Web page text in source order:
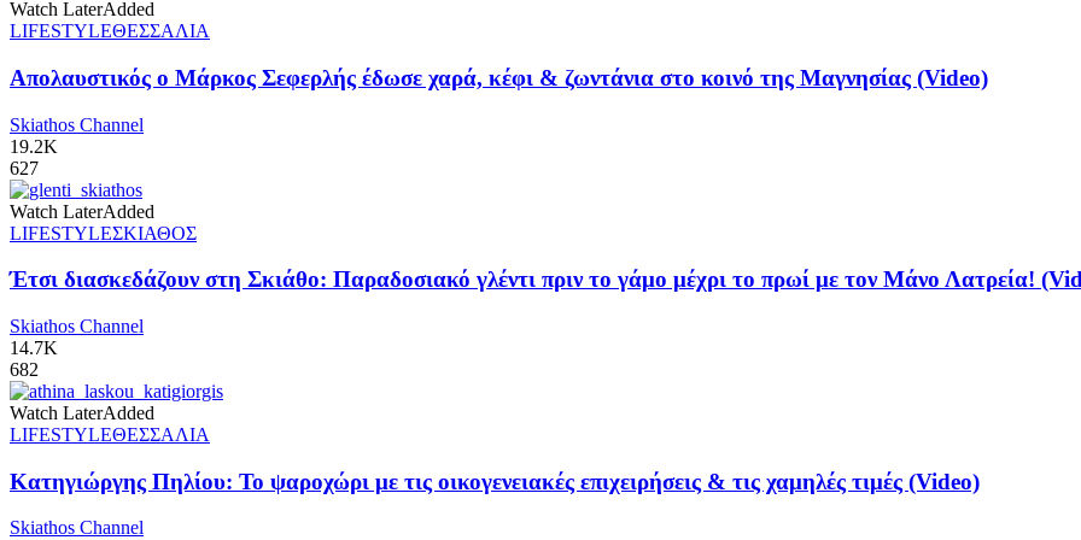
Watch LaterAdded
LIFESTYLEΘΕΣΣΑΛΙΑ
Απολαυστικός ο Μάρκος Σεφερλής έδωσε χαρά, κέφι & ζωντάνια στο κοινό της Μαγνησίας (Video)
Skiathos Channel
19.2K
627
Watch LaterAdded
LIFESTYLEΣΚΙΑΘΟΣ
Έτσι διασκεδάζουν στη Σκιάθο: Παραδοσιακό γλέντι πριν το γάμο μέχρι το πρωί με τον Μάνο Λατρεία!
Skiathos Channel
14.7K
682
Watch LaterAdded
LIFESTYLEΘΕΣΣΑΛΙΑ
Κατηγιώργης Πηλίου: Το ψαροχώρι με τις οικογενειακές επιχειρήσεις & τις χαμηλές τιμές (Video)
Skiathos Channel